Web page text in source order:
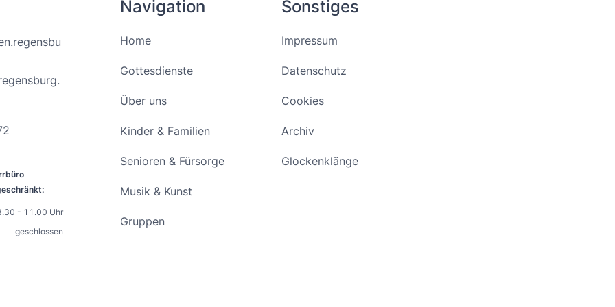
- 11.00 Uhr
geschlossen
Navigation
Home
Gottesdienste
Über uns
Kinder & Familien
Senioren & Fürsorge
Musik & Kunst
Gruppen
Sonstiges
Impressum
Datenschutz
Cookies
Archiv
Glockenklänge